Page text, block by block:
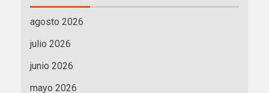
agosto 2026
julio 2026
junio 2026
mayo 2026